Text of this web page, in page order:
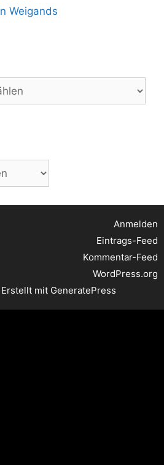
Weigands
Anmelden
Eintrags-Feed
Kommentar-Feed
WordPress.org
Erstellt mit GeneratePress